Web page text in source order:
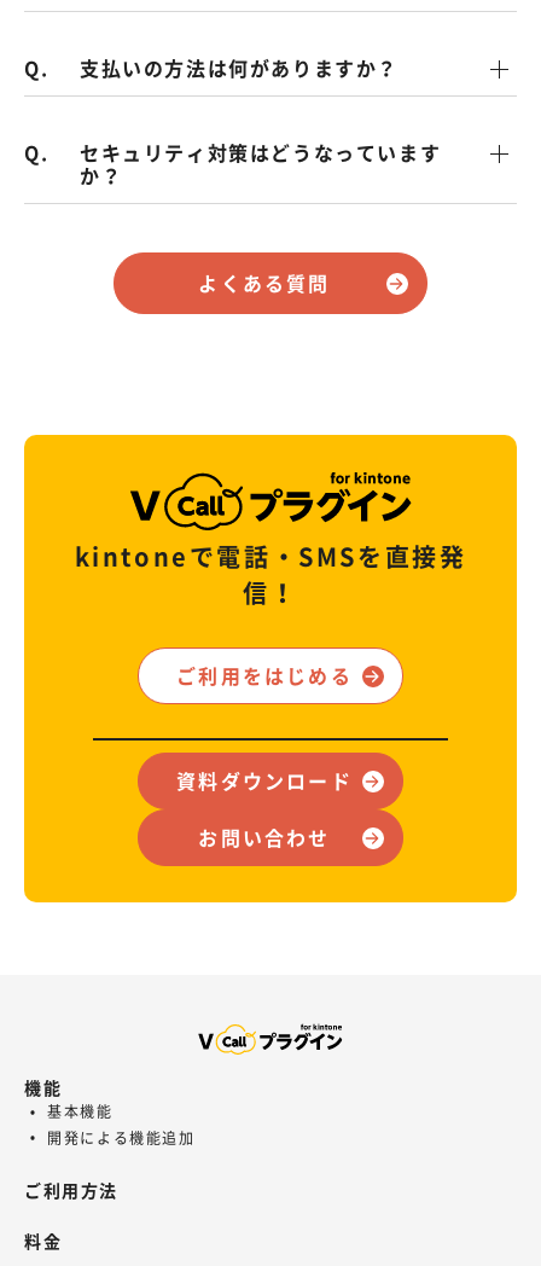
支払いの方法は何がありますか？
セキュリティ対策はどうなっています
か？
よくある質問
kintoneで電話・SMSを直接発
信！
ご利用をはじめる
資料ダウンロード
お問い合わせ
機能
基本機能
開発による機能追加
ご利用方法
料金